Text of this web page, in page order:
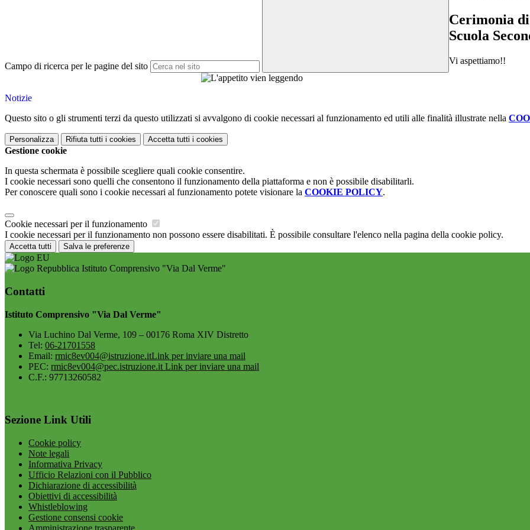
Campo di ricerca per le pagine del sito
Cerimonia
Scuola
Vi aspettiamo!!
Notizie
Questo sito o gli strumenti terzi da questo utilizzati si avvalgono di cookie necessari al funzionamento ed utili alle finalità illustrate nella
Personalizza Rifiuta tutti i cookies Accetta tutti i cookies
Gestione cookie
In questa schermata è possibile scegliere quali cookie consentire.
I cookie necessari sono quelli che consentono il funzionamento della piattaforma e non è possibile disabilitarli.
Per conoscere quali sono i cookie necessari al funzionamento potete visionare la COOKIE POLICY.
Cookie necessari per il funzionamento
I cookie necessari per il funzionamento non possono essere disabilitati. È possibile consultare l'elenco nella pagina della cookie policy.
Accetta tutti Salva le preferenze
Istituto Comprensivo "Via Dal Verme"
Contatti
Istituto Comprensivo "Via Dal Verme"
Via Luchino Dal Verme, 109 – 00176 Roma XIV Distretto
Tel: 06-21701558
Email: rmic8ev004@istruzione.itLink per inviare una mail
PEC: rmic8ev004@pec.istruzione.it Link per inviare una mail
C.F.: 97713260582
Sezione Link Utili
Cookie policy
Note legali
Informativa Privacy
Ufficio Relazioni con il Pubblico
Dichiarazione di accessibilità
Obiettivi di accessibilità
Whistleblowing
Gestione consensi cookie